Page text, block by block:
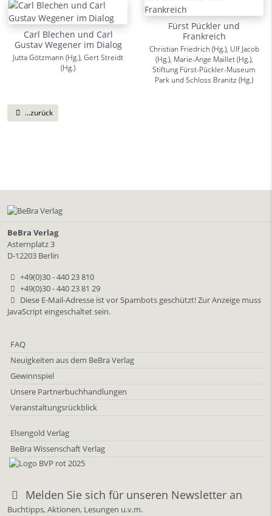
Carl Blechen und Carl
Gustav Wegener im Dialog
Jutta Götzmann (Hg.), Gert Streidt
(Hg.)
Fürst Pückler und
Frankreich
Christian Friedrich (Hg.), Ulf Jacob
(Hg.), Marie-Ange Maillet (Hg.),
Stiftung Fürst-Pückler-Museum
Park und Schloss Branitz (Hg.)
...zurück
BeBra Verlag
Asternplatz 3
D-12203 Berlin
+49(0)30 - 440 23 810
+49(0)30 - 440 23 81 29
Diese E-Mail-Adresse ist vor Spambots geschützt! Zur Anzeige muss
JavaScript eingeschaltet sein.
FAQ
Neuigkeiten aus dem BeBra Verlag
Gewinnspiel
Unsere Partnerbuchhandlungen
Veranstaltungsrückblick
Elsengold Verlag
BeBra Wissenschaft Verlag
Melden Sie sich für unseren Newsletter an
Buchtipps, Aktionen, Lesungen u.v.m.